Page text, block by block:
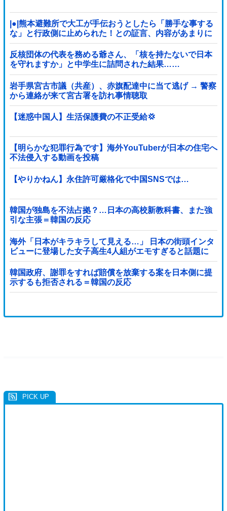
|●|熊本避難所で大工が手伝おうとしたら「勝手な事する
な」と行政側に止められた！との証言、内容があまりに
胡散臭すぎた結果……
反核団体の代表を務める爺さん、「核を持たないで日本
を守れますか」と中学生に詰問された結果……
岩手県宮古市議（共産）、赤旗配達中に当て逃げ → 警察
から連絡が来て宮古署を訪れ事情聴取
【迷惑中国人】生活保護費の不正受給💢
【明らかな犯罪行為です】海外YouTuberが日本の住宅へ
不法侵入する動画を投稿
【やりかねん】永住許可厳格化で中国SNSでは…
韓国が独島を不法占拠？…日本の高校新教科書、また強
引な主張＝韓国の反応
海外「日本がキラキラして見える…」 日本の街頭インタ
ビューに登場した女子高生4人組がエモすぎると話題に
韓国政府、謝罪をすれば賠償を放棄する案を日本側に提
示するも拒否される＝韓国の反応